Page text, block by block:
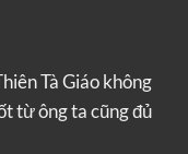
Tà Giáo không
từ ông ta cũng đủ